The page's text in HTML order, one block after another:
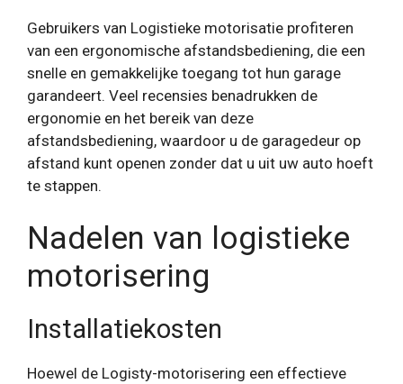
Gebruikers van Logistieke motorisatie profiteren
van een ergonomische afstandsbediening, die een
snelle en gemakkelijke toegang tot hun garage
garandeert. Veel recensies benadrukken de
ergonomie en het bereik van deze
afstandsbediening, waardoor u de garagedeur op
afstand kunt openen zonder dat u uit uw auto hoeft
te stappen.
Nadelen van logistieke
motorisering
Installatiekosten
Hoewel de Logisty-motorisering een effectieve